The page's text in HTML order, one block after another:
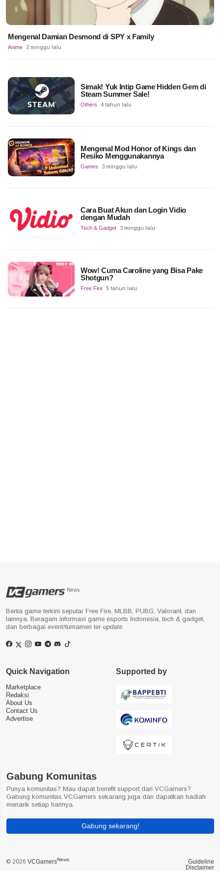
Mengenal Damian Desmond di SPY x Family
Anime 2 minggu lalu
Simak! Yuk Intip Game Hidden Gem di
Steam Summer Sale!
Others 4 tahun lalu
Mengenal Mod Honor of Kings dan
Resiko Menggunakannya
Games 3 minggu lalu
Cara Buat Akun dan Login Vidio
dengan Mudah
Tech & Gadget 3 minggu lalu
Wow! Cuma Caroline yang Bisa Pake
Shotgun?
Free Fire 5 tahun lalu
News
Berita game terkini seputar Free Fire, MLBB, PUBG, Valorant, dan
lainnya. Beragam informasi game esports Indonesia, tech & gadget,
dan berbagai event/turnamen ter-update
Quick Navigation
Marketplace
Redaksi
About Us
Contact Us
Advertise
Supported by
Gabung Komunitas
Punya komunitas? Mau dapat benefit support dari VCGamers?
Gabung komunitas VCGamers sekarang juga dan dapatkan hadiah
menarik setiap harinya.
Gabung sekarang!
© 2026 VCGamersNews
Guideline
Disclaimer